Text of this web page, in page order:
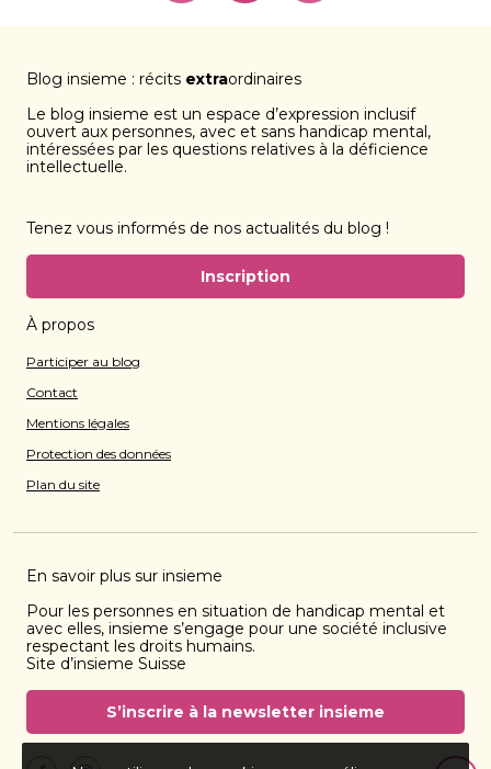
Blog insieme : récits extraordinaires
Le blog insieme est un espace d’expression inclusif
ouvert aux personnes, avec et sans handicap mental,
intéressées par les questions relatives à la déficience
intellectuelle.
Tenez vous informés de nos actualités du blog !
Inscription
À propos
Participer au blog
Contact
Mentions légales
Protection des données
Plan du site
En savoir plus sur insieme
Pour les personnes en situation de handicap mental et
avec elles, insieme s’engage pour une société inclusive
respectant les droits humains.
Site d’insieme Suisse
S’inscrire à la newsletter insieme